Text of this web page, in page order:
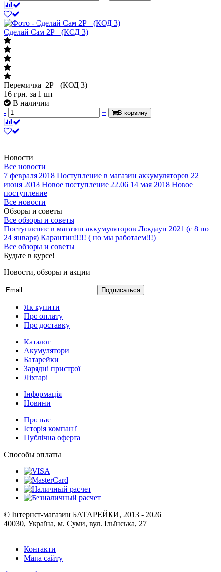
Сделай Сам 2P+ (КОД 3)
Перемичка 2P+ (КОД 3)
16 грн. за 1 шт
В наличии
-
+ В корзину
Новости
Все новости
7 февраля 2018 Поступление в магазин аккумуляторов 22
июня 2018 Новое поступление 22.06 14 мая 2018 Новое
поступление
Все новости
Обзоры и советы
Все обзоры и советы
Поступление в магазин аккумуляторов Локдаун 2021 (с 8 по
24 января) Карантин!!!!! ( но мы работаем!!!)
Все обзоры и советы
Будьте в курсе!
Новости, обзоры и акции
Подписаться
Як купити
Про оплату
Про доставку
Каталог
Акумулятори
Батарейки
Зарядні пристрої
Ліхтарі
Інформація
Новини
Про нас
Історія компанії
Публічна оферта
Способы оплаты
© Інтернет-магазин БАТАРЕЙКИ, 2013 - 2026
40030, Україна, м. Суми, вул. Ільїнська, 27
Контакти
Мапа сайту